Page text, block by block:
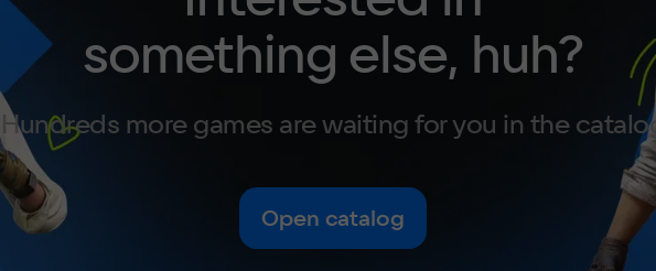
something else, huh?
Hundreds more games are waiting for you in the catalog
Open catalog